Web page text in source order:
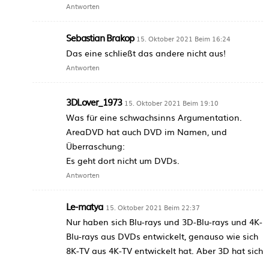
Antworten
Sebastian Brakop 15. Oktober 2021 Beim 16:24
Das eine schließt das andere nicht aus!
Antworten
3DLover_1973 15. Oktober 2021 Beim 19:10
Was für eine schwachsinns Argumentation.
AreaDVD hat auch DVD im Namen, und
Überraschung:
Es geht dort nicht um DVDs.
Antworten
Le-matya 15. Oktober 2021 Beim 22:37
Nur haben sich Blu-rays und 3D-Blu-rays und 4K-
Blu-rays aus DVDs entwickelt, genauso wie sich
8K-TV aus 4K-TV entwickelt hat. Aber 3D hat sich